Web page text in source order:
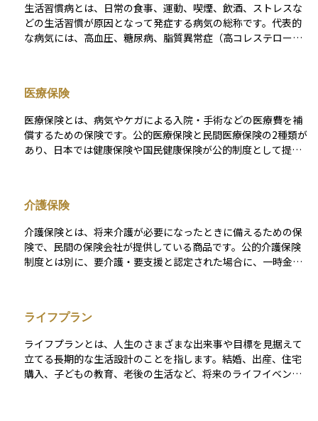
生活習慣病とは、日常の食事、運動、喫煙、飲酒、ストレスな
どの生活習慣が原因となって発症する病気の総称です。代表的
な病気には、高血圧、糖尿病、脂質異常症（高コレステロール
行してしまうこともあります。生活習慣病は、健康的な食生活
や定期的な運動、禁煙、節酒などによって予防や改善が可能で
あり、早期の生活改善が重要とされています。
医療保険
医療保険とは、病気やケガによる入院・手術などの医療費を補
償するための保険です。公的医療保険と民間医療保険の2種類が
あり、日本では健康保険や国民健康保険が公的制度として提供
の医療費負担を軽減するために重要な役割を果たします。
介護保険
介護保険とは、将来介護が必要になったときに備えるための保
険で、民間の保険会社が提供している商品です。公的介護保険
制度とは別に、要介護・要支援と認定された場合に、一時金や
齢化が進む現代社会において、老後の安心を支える備えとして
注目されている保険のひとつです。 なお、保険の保障内容や保
険金の受け取り条件は商品ごとに大きく異なります。加入を検
討する際には、補償の範囲や条件をしっかり確認することが重
要です。
ライフプラン
ライフプランとは、人生のさまざまな出来事や目標を見据えて
立てる長期的な生活設計のことを指します。結婚、出産、住宅
購入、子どもの教育、老後の生活など、将来のライフイベント